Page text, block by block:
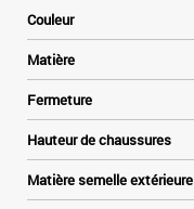
Couleur
Matière
Fermeture
Hauteur de chaussures
Matière semelle extérieure